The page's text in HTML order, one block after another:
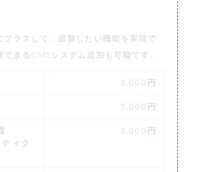
プラスして、追加したい機能を実現で
きるCMSシステム追加も可能です。
3,000円
5,000円
ィク
3,000円